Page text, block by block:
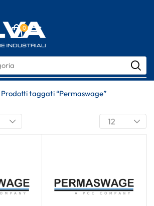
0
Prodotti taggati “Permaswage”